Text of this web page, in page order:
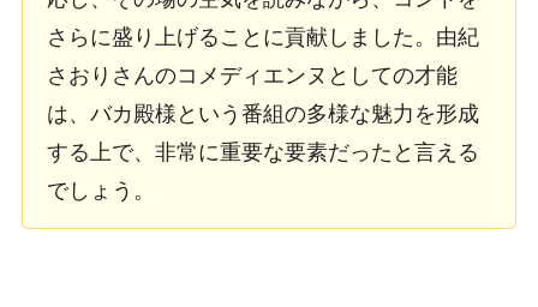
さらに盛り上げることに貢献しました。由紀
さおりさんのコメディエンヌとしての才能
は、バカ殿様という番組の多様な魅力を形成
する上で、非常に重要な要素だったと言える
でしょう。